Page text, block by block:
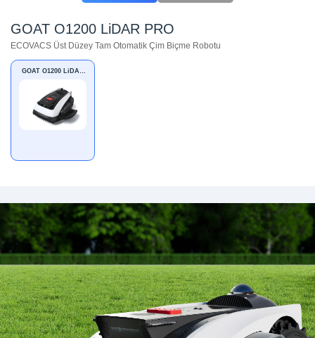
GOAT O1200 LiDAR PRO
ECOVACS Üst Düzey Tam Otomatik Çim Biçme Robotu
GOAT O1200 LiDAR
PRO